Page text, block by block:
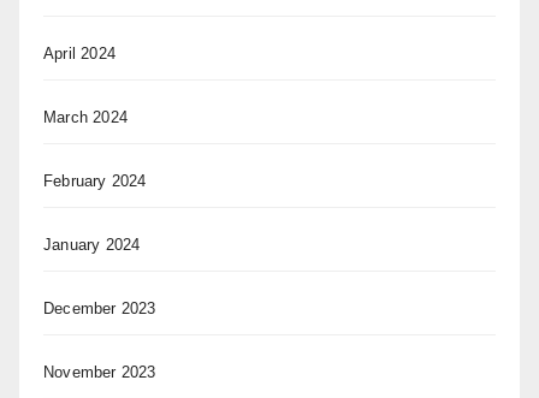
April 2024
March 2024
February 2024
January 2024
December 2023
November 2023